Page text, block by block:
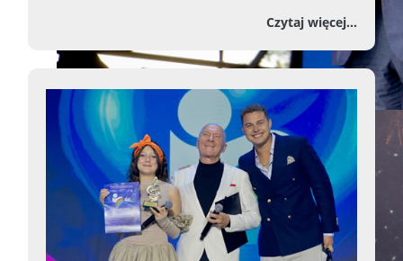
Czytaj więcej...o